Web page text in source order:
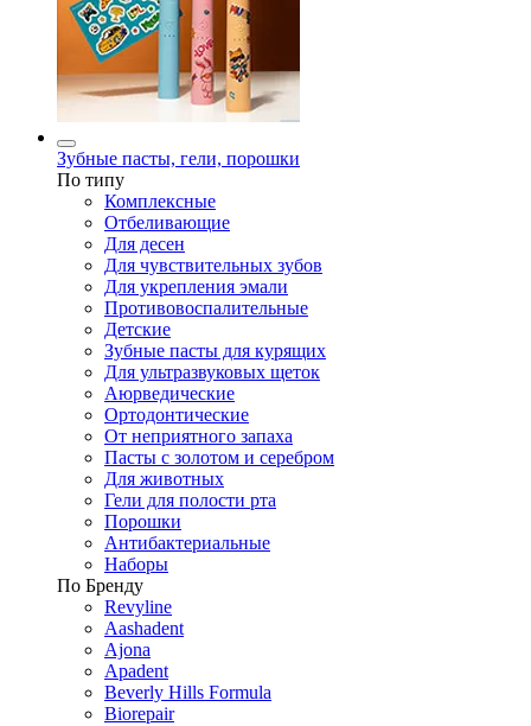
Зубные пасты, гели, порошки
По типу
Комплексные
Отбеливающие
Для десен
Для чувствительных зубов
Для укрепления эмали
Противовоспалительные
Детские
Зубные пасты для курящих
Для ультразвуковых щеток
Аюрведические
Ортодонтические
От неприятного запаха
Пасты с золотом и серебром
Для животных
Гели для полости рта
Порошки
Антибактериальные
Наборы
По Бренду
Revyline
Aashadent
Ajona
Apadent
Beverly Hills Formula
Biorepair